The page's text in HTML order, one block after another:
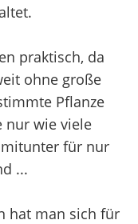
praktisch, da
ohne große
Pflanze
nur wie viele
für nur
...
hat man sich für